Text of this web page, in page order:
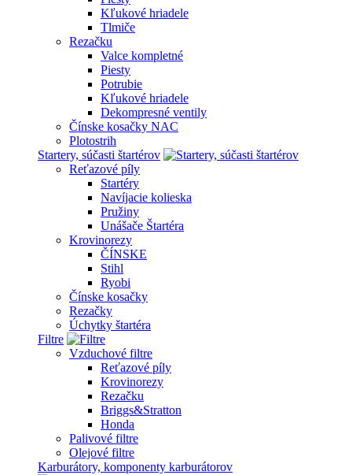
Kľukové hriadele
Tlmiče
Rezačku
Valce kompletné
Piesty
Potrubie
Kľukové hriadele
Dekompresné ventily
Čínske kosačky NAC
Plotostrih
Startery, súčasti štartérov
Reťazové píly
Startéry
Navíjacie kolieska
Pružiny
Unášače Štartéra
Krovinorezy
ČÍNSKE
Stihl
Ryobi
Čínske kosačky
Rezačky
Úchytky štartéra
Filtre
Vzduchové filtre
Reťazové píly
Krovinorezy
Rezačku
Briggs&Stratton
Honda
Palivové filtre
Olejové filtre
Karburátory, komponenty karburátorov